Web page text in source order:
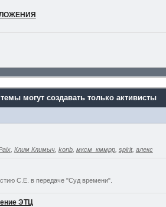
могут создавать только активисты
, Клим Климыч, konb, мксм_кммрр, spirit, алекс
С.Е. в передаче "Суд времени".
ЭТЦ